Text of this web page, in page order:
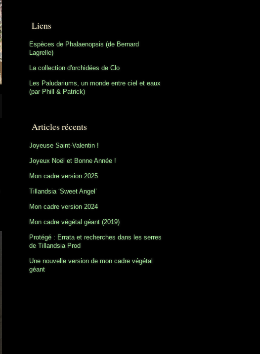
Liens
Espèces de Phalaenopsis (de Bernard
Lagrelle)
La collection d'orchidées de Clo
Les Paludariums, un monde entre ciel et eaux
(par Phill & Patrick)
Articles récents
Joyeuse Saint-Valentin !
Joyeux Noël et Bonne Année !
Mon cadre version 2025
Tillandsia ‘Sweet Angel’
Mon cadre version 2024
Mon cadre végétal géant (2019)
Protégé : Errata et recherches dans les serres
de Tillandsia Prod
Une nouvelle version de mon cadre végétal
géant